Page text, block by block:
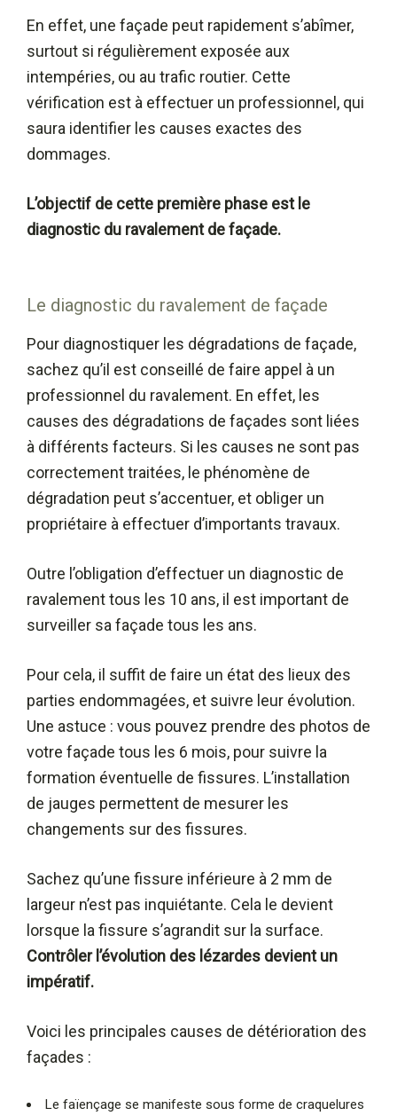
En effet, une façade peut rapidement s’abîmer,
surtout si régulièrement exposée aux
intempéries, ou au trafic routier. Cette
vérification est à effectuer un professionnel, qui
saura identifier les causes exactes des
dommages.
L’objectif de cette première phase est le
diagnostic du ravalement de façade.
Le diagnostic du ravalement de façade
Pour diagnostiquer les dégradations de façade,
sachez qu’il est conseillé de faire appel à un
professionnel du ravalement. En effet, les
causes des dégradations de façades sont liées
à différents facteurs. Si les causes ne sont pas
correctement traitées, le phénomène de
dégradation peut s’accentuer, et obliger un
propriétaire à effectuer d’importants travaux.
Outre l’obligation d’effectuer un diagnostic de
ravalement tous les 10 ans, il est important de
surveiller sa façade tous les ans.
Pour cela, il suffit de faire un état des lieux des
parties endommagées, et suivre leur évolution.
Une astuce : vous pouvez prendre des photos de
votre façade tous les 6 mois, pour suivre la
formation éventuelle de fissures. L’installation
de jauges permettent de mesurer les
changements sur des fissures.
Sachez qu’une fissure inférieure à 2 mm de
largeur n’est pas inquiétante. Cela le devient
lorsque la fissure s’agrandit sur la surface.
Contrôler l’évolution des lézardes devient un
impératif.
Voici les principales causes de détérioration des
façades :
Le faïençage se manifeste sous forme de craquelures